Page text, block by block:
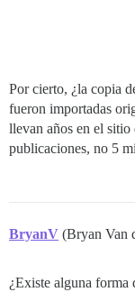
Por cierto, ¿la copia
fueron importadas
llevan años en el
publicaciones, no 5
BryanV (Bryan Van
¿Existe alguna forma